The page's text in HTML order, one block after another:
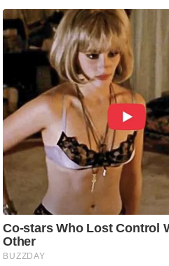
ष
ण
स
सा
म
यि
क
मि
स्तं
भ